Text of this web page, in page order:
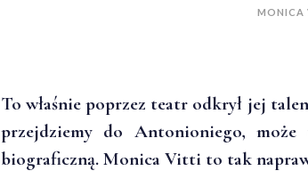
MONICA
To właśnie poprzez teatr odkrył jej
przejdziemy do Antonioniego, może
biograficzną. Monica Vitti to tak